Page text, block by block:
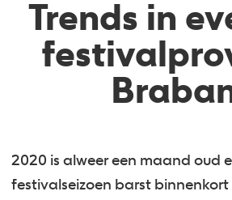
Trends in
2020 is alweer een maand oud
festivalseizoen barst binnenkort